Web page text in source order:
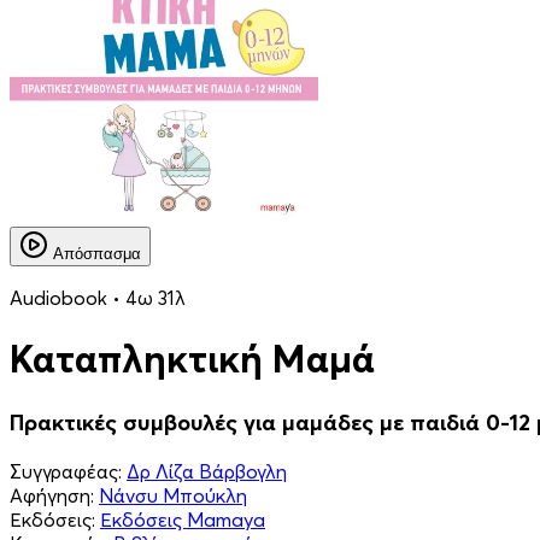
Απόσπασμα
Audiobook • 4ω 31λ
Καταπληκτική Mαμά
Πρακτικές συμβουλές για μαμάδες με παιδιά 0-
Συγγραφέας: Δρ Λίζα Βάρβογλη
Αφήγηση: Νάνσυ Μπούκλη
Εκδόσεις: Εκδόσεις Mamaya